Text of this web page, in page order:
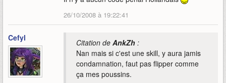
26/10/2008 à 19:22:41
Cefyl Citation de AnkZh :
Nan mais si c'est une skill, y aura jamis
condamnation, faut pas flipper comme
ça mes poussins.